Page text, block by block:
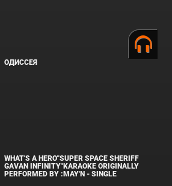
ОДИССЕЯ
WHAT'S A HERO"SUPER SPACE SHERIFF
GAVAN INFINITY"KARAOKE ORIGINALLY
PERFORMED BY :MAY'N - SINGLE